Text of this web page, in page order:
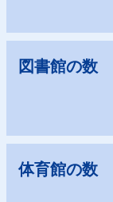
図書館の数
体育館の数